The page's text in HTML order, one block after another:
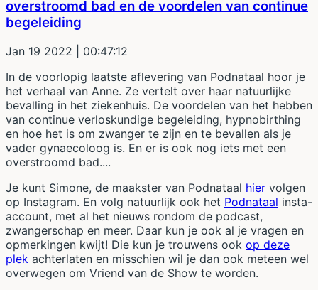
overstroomd bad en de voordelen van continue
begeleiding
Jan 19 2022 | 00:47:12
In de voorlopig laatste aflevering van Podnataal hoor je
het verhaal van Anne. Ze vertelt over haar natuurlijke
bevalling in het ziekenhuis. De voordelen van het hebben
van continue verloskundige begeleiding, hypnobirthing
en hoe het is om zwanger te zijn en te bevallen als je
vader gynaecoloog is. En er is ook nog iets met een
overstroomd bad....
Je kunt Simone, de maakster van Podnataal hier volgen
op Instagram. En volg natuurlijk ook het Podnataal insta-
account, met al het nieuws rondom de podcast,
zwangerschap en meer. Daar kun je ook al je vragen en
opmerkingen kwijt! Die kun je trouwens ook op deze
plek achterlaten en misschien wil je dan ook meteen wel
overwegen om Vriend van de Show te worden.